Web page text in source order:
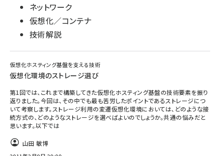
ネットワーク
仮想化／コンテナ
技術解説
仮想化ホスティング基盤を支える技術
仮想化環境のストレージ選び
第1回では、これまで構築してきた仮想化ホスティング基盤の技術要素を振り
返りました。今回は、その中でも最も苦労したポイントであるストレージにつ
いて考察します。ストレージ利用の変遷仮想化環境においては、どのような接
続方式の、どのようなストレージを選べばよいのでしょうか。共通の悩みだと
思います。以下では
山田 敏博